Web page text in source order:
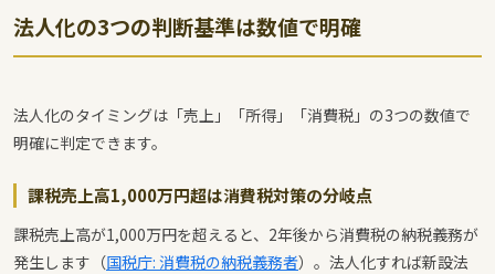
法人化の3つの判断基準は数値で明確
法人化のタイミングは「売上」「所得」「消費税」の3つの数値で
明確に判定できます。
課税売上高1,000万円超は消費税対策の分岐点
課税売上高が1,000万円を超えると、2年後から消費税の納税義務が
発生します（国税庁: 消費税の納税義務者）。法人化すれば新設法